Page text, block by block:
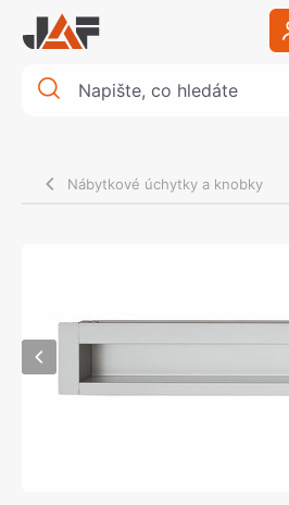
Nábytkové úchytky a knobky